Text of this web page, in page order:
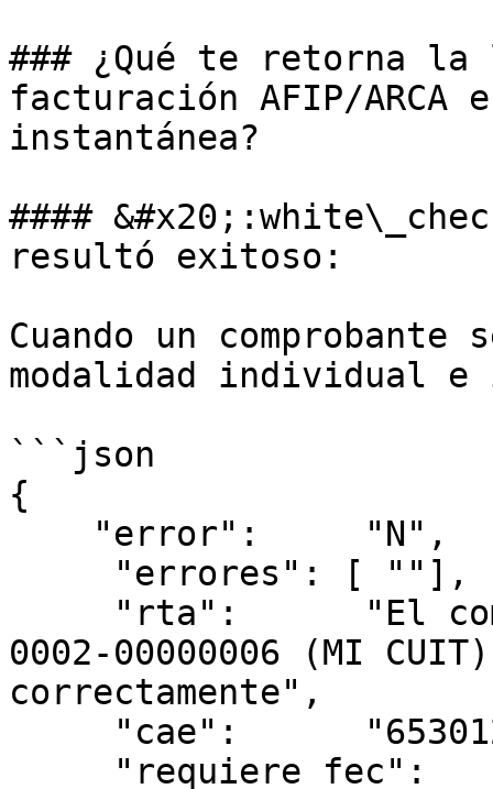
### ¿Qué te retorna la
facturación AFIP/
instantánea?
####
resultó exitoso:
Cuando un
modalidad individual
```json
{
0002-00000006 (MI
correctamente",